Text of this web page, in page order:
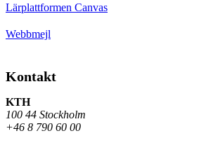
Lärplattformen Canvas
Webbmejl
Kontakt
KTH
100 44 Stockholm
+46 8 790 60 00